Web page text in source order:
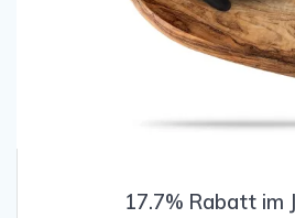
17.7% Rabatt im